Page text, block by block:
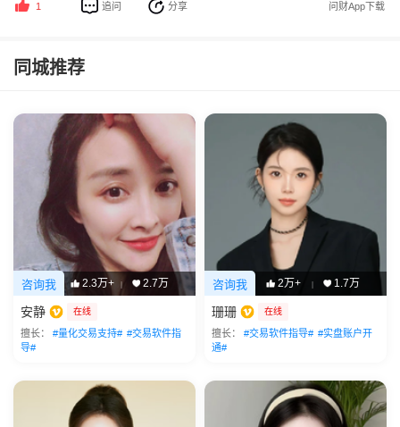
1 追问 分享 问财App下载
同城推荐
咨询我 2.3万+ | 2.7万
安静 在线
擅长： #量化交易支持# #交易软件指
导#
咨询我 2万+ | 1.7万
珊珊 在线
擅长： #交易软件指导# #实盘账户开
通#